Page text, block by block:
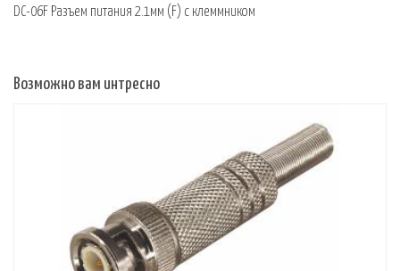
DC-06F Разъем питания 2.1мм (F) с клеммником
Возможно вам интресно